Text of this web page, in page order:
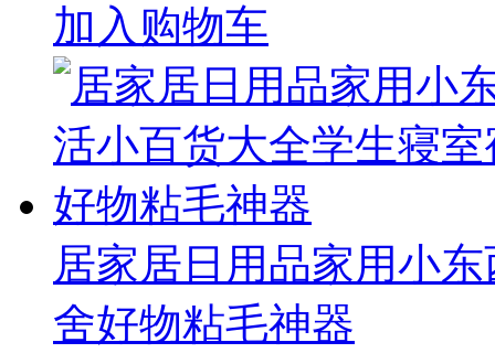
加入购物车
居家居日用品家用小
舍好物粘毛神器